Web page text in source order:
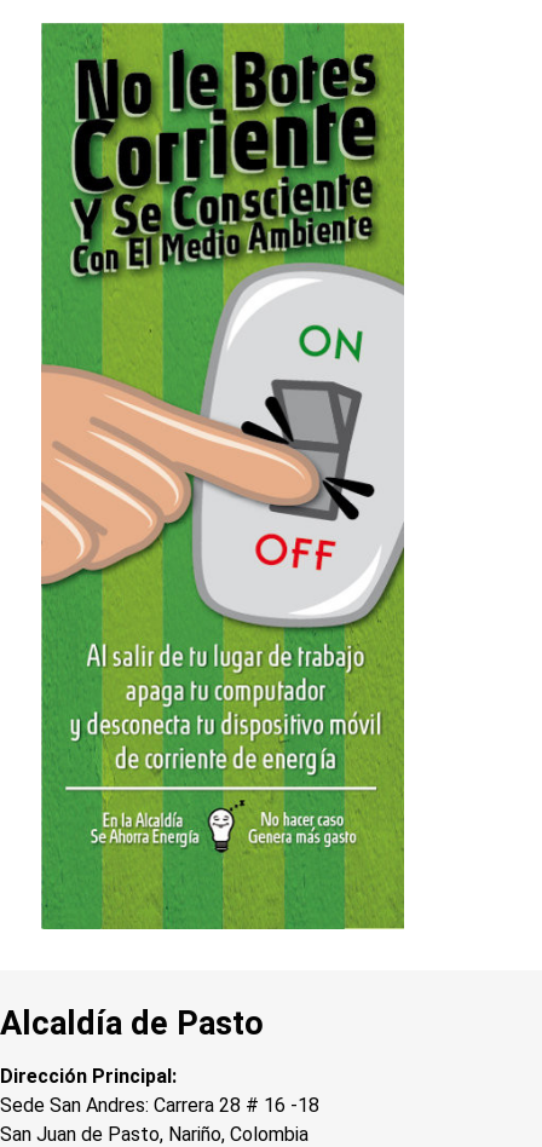
Alcaldía de Pasto
Dirección Principal:
Sede San Andres: Carrera 28 # 16 -18
San Juan de Pasto, Nariño, Colombia